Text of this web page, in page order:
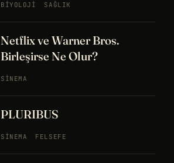
BIYOLOJI SAĞLIK
Netflix ve Warner Bros.
Birleşirse Ne Olur?
SINEMA
PLURIBUS
SINEMA FELSEFE